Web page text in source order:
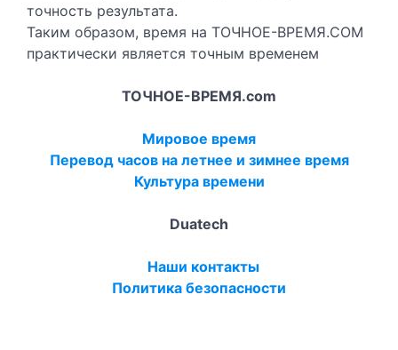
точность результата.
Таким образом, время на ТОЧНОЕ-ВРЕМЯ.COM
практически является точным временем
ТОЧНОЕ-ВРЕМЯ.com
Мировое время
Перевод часов на летнее и зимнее время
Культура времени
Duatech
Наши контакты
Политика безопасности